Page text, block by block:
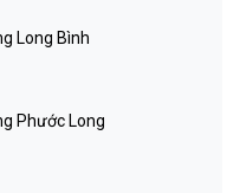
Long Bình
Phước Long